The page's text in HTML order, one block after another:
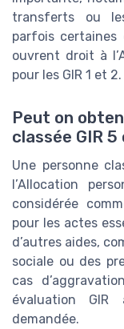
transferts ou
parfois certaines
ouvrent droit à
pour les GIR 1 et 2.
Peut on
classée GIR 5
Une personne
l’Allocation
considérée
pour les actes
d’autres aides,
sociale ou des
cas
évaluation
demandée.